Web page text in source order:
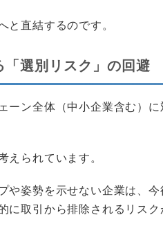
と直結するのです。
選別リスク」の回避
ーン全体（中小企業含む）
えられています。
や姿勢を示せない企業は、
に取引から排除されるリス